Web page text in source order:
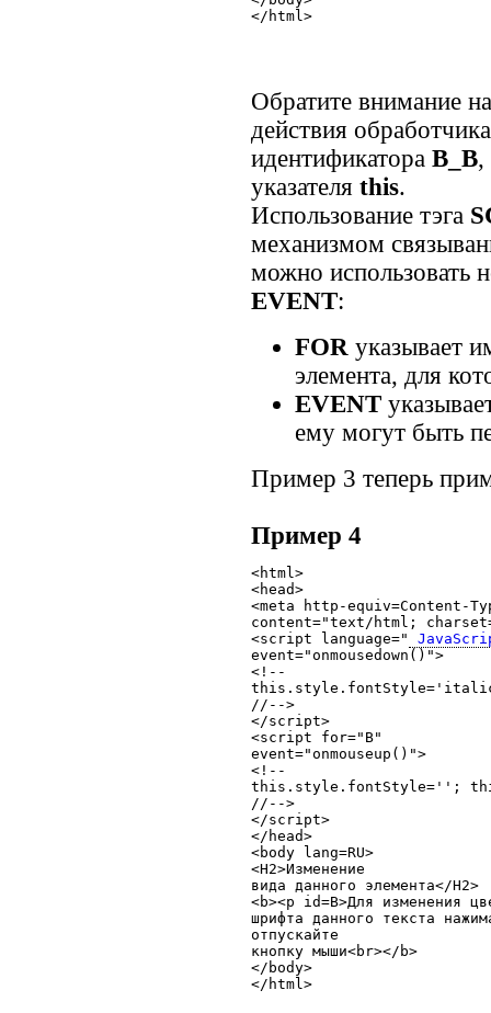
Обратите внимание
действия
идентификатора B_B,
указателя this.
Использование тэга
механизмом
можно использовать
EVENT:
FOR указывает
элемента, для
EVENT
ему могут быть
Пример 3 теперь
Пример 4
<html>
<head>
<meta http-equiv=Content-
content="text/html;
<script language="
event="onmousedown()">
<!--
//-->
</script>
<script for="B"
event="onmouseup()">
<!--
this.style.fontStyle='';
//-->
</script>
</head>
<body lang=RU>
<H2>Изменение
вида данного элемента</H2>
<b><p id=B>Для изменения
шрифта данного текста
отпускайте
кнопку мыши<br></b>
</body>